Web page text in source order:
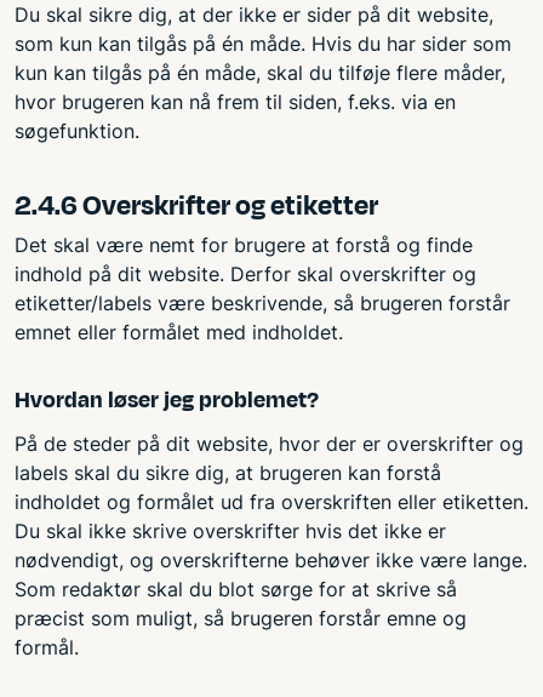
Du skal sikre dig, at der ikke er sider på dit website,
som kun kan tilgås på én måde. Hvis du har sider som
kun kan tilgås på én måde, skal du tilføje flere måder,
hvor brugeren kan nå frem til siden, f.eks. via en
søgefunktion.
2.4.6 Overskrifter og etiketter
Det skal være nemt for brugere at forstå og finde
indhold på dit website. Derfor skal overskrifter og
etiketter/labels være beskrivende, så brugeren forstår
emnet eller formålet med indholdet.
Hvordan løser jeg problemet?
På de steder på dit website, hvor der er overskrifter og
labels skal du sikre dig, at brugeren kan forstå
indholdet og formålet ud fra overskriften eller etiketten.
Du skal ikke skrive overskrifter hvis det ikke er
nødvendigt, og overskrifterne behøver ikke være lange.
Som redaktør skal du blot sørge for at skrive så
præcist som muligt, så brugeren forstår emne og
formål.